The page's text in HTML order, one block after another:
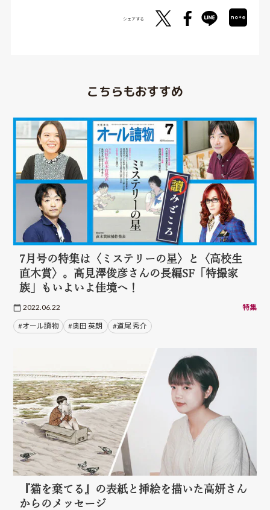
シェアする
こちらもおすすめ
7月号の特集は〈ミステリーの星〉と〈高校生
直木賞〉。髙見澤俊彦さんの長編SF「特撮家
族」もいよいよ佳境へ！
2022.06.22 特集
#オール讀物 #奥田 英朗 #道尾 秀介
『猫を棄てる』の表紙と挿絵を描いた高妍さん
からのメッセージ